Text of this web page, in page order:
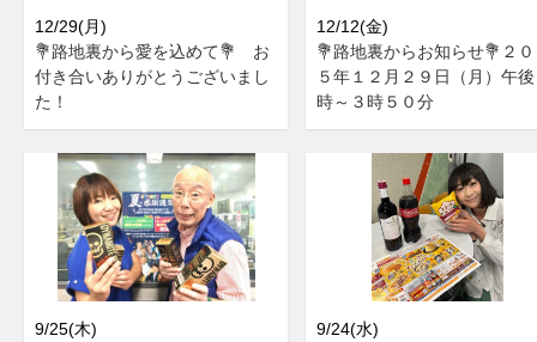
12/29(月)
💐路地裏から愛を込めて💐 お
付き合いありがとうございまし
た！
12/12(金)
💐路地裏からお知らせ💐２
５年１２月２９日（月）午
時～３時５０分
9/25(木)
9/24(水)